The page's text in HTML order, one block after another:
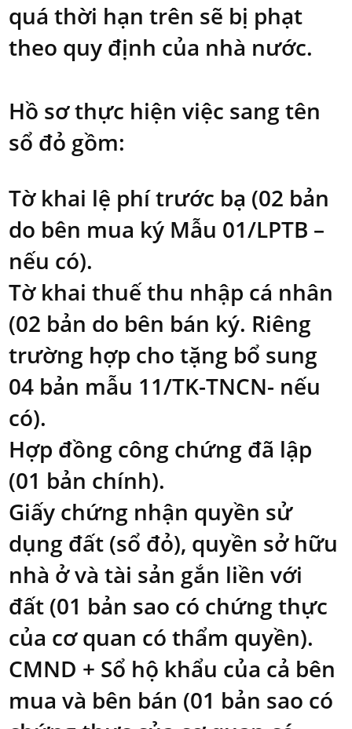
quá thời hạn trên sẽ bị phạt
theo quy định của nhà nước.
Hồ sơ thực hiện việc sang tên
sổ đỏ gồm:
Tờ khai lệ phí trước bạ (02 bản
do bên mua ký Mẫu 01/LPTB –
nếu có).
Tờ khai thuế thu nhập cá nhân
(02 bản do bên bán ký. Riêng
trường hợp cho tặng bổ sung
04 bản mẫu 11/TK-TNCN- nếu
có).
Hợp đồng công chứng đã lập
(01 bản chính).
Giấy chứng nhận quyền sử
dụng đất (sổ đỏ), quyền sở hữu
nhà ở và tài sản gắn liền với
đất (01 bản sao có chứng thực
của cơ quan có thẩm quyền).
CMND + Sổ hộ khẩu của cả bên
mua và bên bán (01 bản sao có